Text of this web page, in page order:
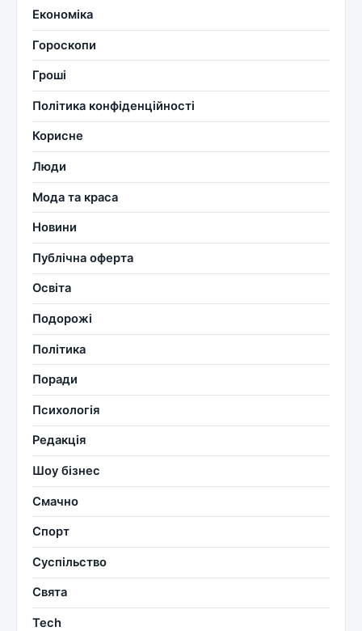
Економіка
Гороскопи
Гроші
Політика конфіденційності
Корисне
Люди
Мода та краса
Новини
Публічна оферта
Освіта
Подорожі
Політика
Поради
Психологія
Редакція
Шоу бізнес
Смачно
Спорт
Суспільство
Свята
Tech